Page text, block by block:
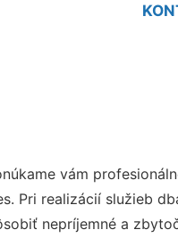
vám
Pri realizácií služieb
nepríjemné a